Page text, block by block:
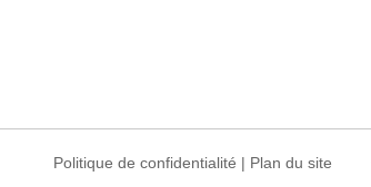
Politique de confidentialité | Plan du site